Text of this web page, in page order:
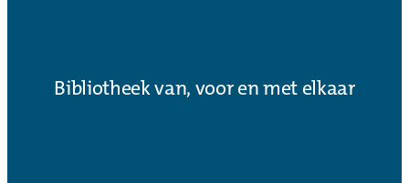
Bibliotheek van, voor en met elkaar